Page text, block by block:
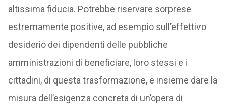
altissima fiducia. Potrebbe riservare sorprese
estremamente positive, ad esempio sull’effettivo
desiderio dei dipendenti delle pubbliche
amministrazioni di beneficiare, loro stessi e i
cittadini, di questa trasformazione, e insieme dare la
misura dell’esigenza concreta di un’opera di